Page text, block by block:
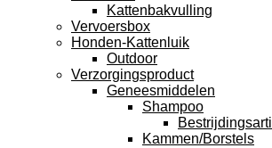
Kattenbakvulling
Vervoersbox
Honden-Kattenluik
Outdoor
Verzorgingsproduct
Geneesmiddelen
Shampoo
Kammen/Borstels